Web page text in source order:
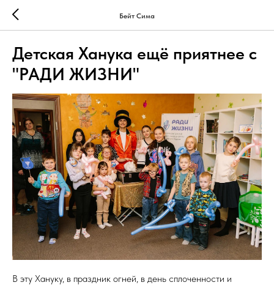
Бейт Сима
Детская Ханука ещё приятнее с
"РАДИ ЖИЗНИ"
В эту Хануку, в праздник огней, в день сплоченности и